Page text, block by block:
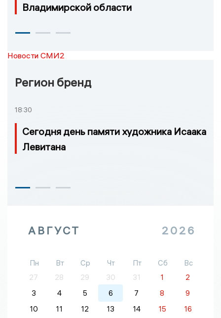
Владимирской области
Новости СМИ2
Регион бренд
18:30
Сегодня день памяти художника Исаака
Левитана
АВГУСТ 2026
Пн Вт Ср Чт Пт Сб
Вс
27
28 29 30 31 1
2
3
4 5 6 7 8
9
10
11 12 13 14 15
16